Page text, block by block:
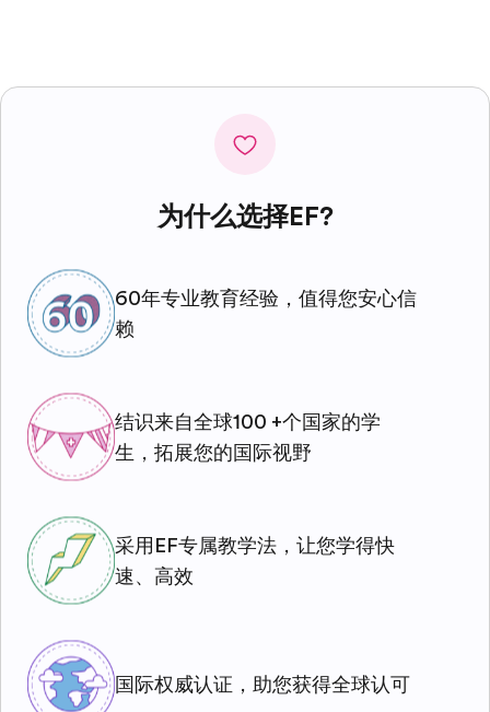
为什么选择EF?
60年专业教育经验，值得您安心信
赖
结识来自全球100 +个国家的学
生，拓展您的国际视野
采用EF专属教学法，让您学得快
速、高效
国际权威认证，助您获得全球认可